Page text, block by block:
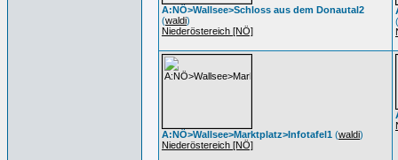
A:NÖ>Wallsee>Schloss aus dem Donautal2
(waldi)
Niederöstereich [NÖ]
(
A:NÖ>Wallsee>Marktplatz>Infotafel1 (waldi)
Niederöstereich [NÖ]